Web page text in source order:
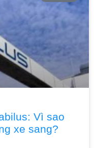
Vì sao
xe sang?